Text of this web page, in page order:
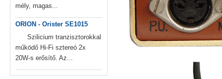
mély, magas...
ORION - Orister SE1015
Szilicium tranzisztorokkal
működő Hi-Fi sztereó 2x
20W-s erősítő. Az...